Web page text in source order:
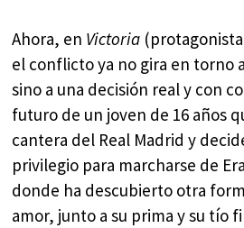
Ahora, en Victoria
el conflicto ya no gira en torno
sino a una decisión real y con
futuro de un joven de 16 años
cantera del Real Madrid y
privilegio para marcharse de
donde ha descubierto otra
amor, junto a su prima y su tío